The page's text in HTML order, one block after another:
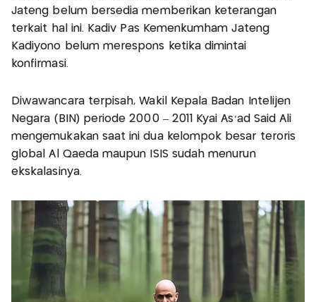
Jateng belum bersedia memberikan keterangan
terkait hal ini. Kadiv Pas Kemenkumham Jateng
Kadiyono belum merespons ketika dimintai
konfirmasi.
Diwawancara terpisah, Wakil Kepala Badan Intelijen
Negara (BIN) periode 2000 – 2011 Kyai As’ad Said Ali
mengemukakan saat ini dua kelompok besar teroris
global Al Qaeda maupun ISIS sudah menurun
ekskalasinya.